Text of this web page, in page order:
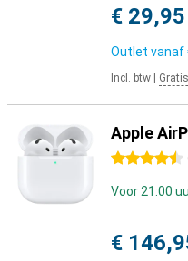
€ 29,95
Outlet vanaf
Incl. btw
Apple
4.5 sterren
Voor 21:00
€